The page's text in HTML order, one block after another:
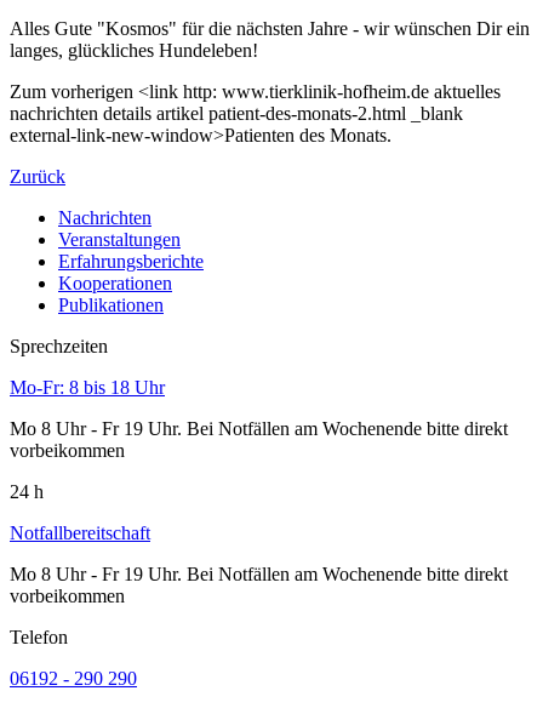
Alles Gute "Kosmos" für die nächsten Jahre - wir wünschen Dir ein
langes, glückliches Hundeleben!
Zum vorherigen <link http: www.tierklinik-hofheim.de aktuelles
nachrichten details artikel patient-des-monats-2.html _blank
external-link-new-window>Patienten des Monats.
Zurück
Nachrichten
Veranstaltungen
Erfahrungsberichte
Kooperationen
Publikationen
Sprechzeiten
Mo-Fr: 8 bis 18 Uhr
Mo 8 Uhr - Fr 19 Uhr. Bei Notfällen am Wochenende bitte direkt
vorbeikommen
24 h
Notfallbereitschaft
Mo 8 Uhr - Fr 19 Uhr. Bei Notfällen am Wochenende bitte direkt
vorbeikommen
Telefon
06192 - 290 290